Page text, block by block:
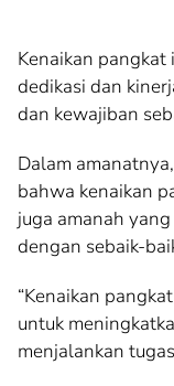
Kenaikan
dedikasi dan
dan kewajiban
Dalam
bahwa kenaikan
juga amanah
dengan sebaik-
“Kenaikan
untuk
menjalankan